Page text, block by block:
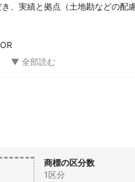
、実績と拠点（土地勘などの配
。
した。
た最後の登録完了までしっかり
商標の区分数
1区分